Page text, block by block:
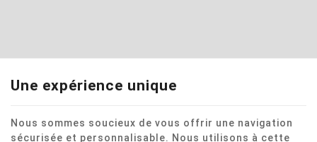
Une expérience unique
Nous sommes soucieux de vous offrir une navigation
sécurisée et personnalisable. Nous utilisons à cette